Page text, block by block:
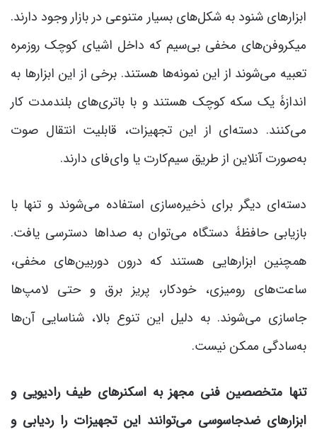
ابزارهای شنود به شکل‌های بسیار متنوعی در بازار وجود دارند.
میکروفن‌های مخفی بی‌سیم که داخل اشیای کوچک روزمره
تعبیه می‌شوند از این نمونه‌ها هستند. برخی از این ابزارها به
اندازۀ یک سکه کوچک هستند و با باتری‌های بلندمدت کار
می‌کنند. دسته‌ای از این تجهیزات، قابلیت انتقال صوت
به‌صورت آنلاین از طریق سیم‌کارت یا وای‌فای دارند.
دسته‌ای دیگر برای ذخیره‌سازی استفاده می‌شوند و تنها با
بازیابی حافظۀ دستگاه می‌توان به صداها دسترسی یافت.
همچنین ابزارهایی هستند که درون دوربین‌های مخفی،
ساعت‌های رومیزی، خودکار، پریز برق و حتی لامپ‌ها
جاسازی می‌شوند. به دلیل این تنوع بالا، شناسایی آن‌ها
به‌سادگی ممکن نیست.
تنها متخصصین فنی مجهز به اسکنرهای طیف رادیویی و
ابزارهای ضدجاسوسی می‌توانند این تجهیزات را ردیابی و